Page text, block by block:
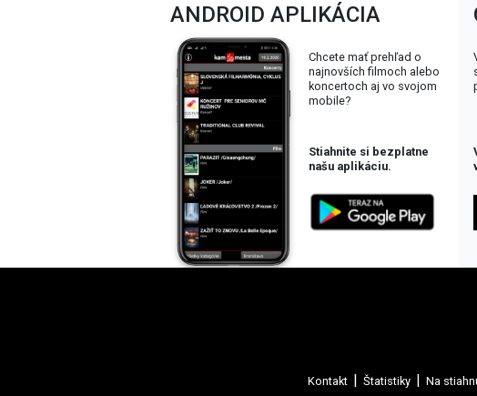
ANDROID APLIKÁCIA
Chcete mať prehľad o
najnovších filmoch alebo
koncertoch aj vo svojom
mobile?
Stiahnite si bezplatne
našu aplikáciu.
Kontakt Štatistiky Na